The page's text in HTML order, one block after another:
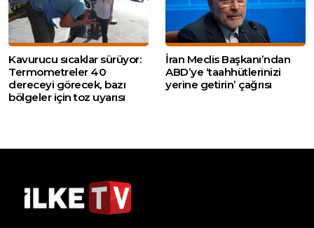
Kavurucu sıcaklar sürüyor:
Termometreler 40
dereceyi görecek, bazı
bölgeler için toz uyarısı
İran Meclis Başkanı’ndan
ABD’ye ‘taahhütlerinizi
yerine getirin’ çağrısı